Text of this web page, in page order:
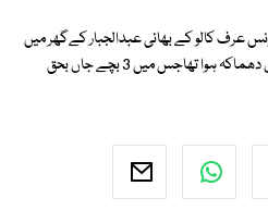
عرف کالو کے بھائی عبدالجبار کےگھر میں
آتش بازی کے سامان کی تیاری کے دوران دھماکہ ہوا تھاجس میں 3 بچے جاں بحق